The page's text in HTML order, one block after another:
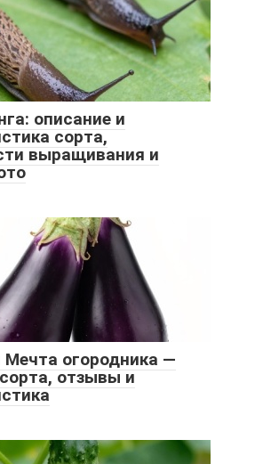
описание и
сорта,
выращивания и
огородника —
отзывы и